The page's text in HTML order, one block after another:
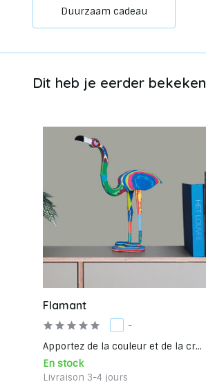
Duurzaam cadeau
Dit heb je eerder bekeken
Flamant
-
Apportez de la couleur et de la cr...
En stock
Livraison 3-4 jours